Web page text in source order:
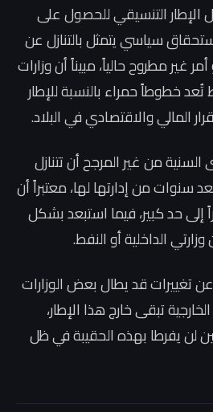
التنسيقي للحصول على
سياسي يتمثل بالتنازل عن
غير مطروح حالياً، مبيناً أن وزارات
تُعد خطوطاً حمراء بالنسبة للإطار
المالي والاقتصادي في البلاد.
من غير المرجح أن تتنازل
سنوات من إدارتها لها، معتبراً أن
إلى حد كبير، فيما استبعد بشكل
الداخلية أو النفط.
تغييرات قد يطال بعض الوزارات
تبقى خارج هذا الإطار،
لن يفرطا بهذه الحقيبة في ظل